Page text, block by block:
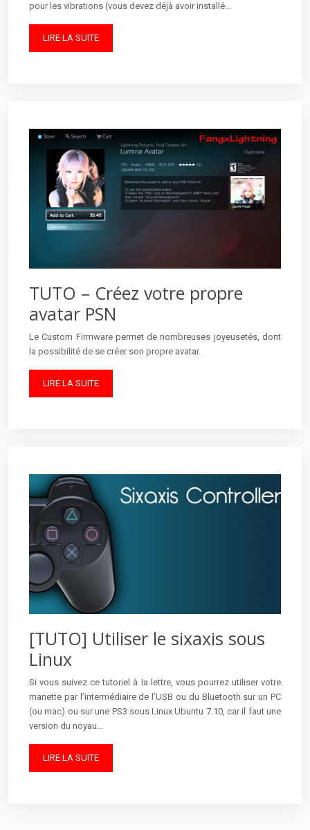
pour les vibrations (vous devez déjà avoir installé…
LIRE LA SUITE
TUTO – Créez votre propre
avatar PSN
Le Custom Firmware permet de nombreuses joyeusetés, dont
la possibilité de se créer son propre avatar.
LIRE LA SUITE
[TUTO] Utiliser le sixaxis sous
Linux
Si vous suivez ce tutoriel à la lettre, vous pourrez utiliser votre
manette par l’intermédiaire de l’USB ou du Bluetooth sur un PC
(ou mac) ou sur une PS3 sous Linux Ubuntu 7.10, car il faut une
version du noyau…
LIRE LA SUITE